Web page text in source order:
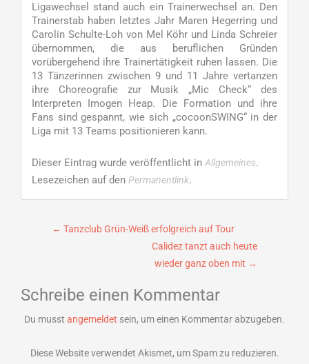
Ligawechsel stand auch ein Trainerwechsel an. Den
Trainerstab haben letztes Jahr Maren Hegerring und
Carolin Schulte-Loh von Mel Köhr und Linda Schreier
übernommen, die aus beruflichen Gründen
vorübergehend ihre Trainertätigkeit ruhen lassen. Die
13 Tänzerinnen zwischen 9 und 11 Jahre vertanzen
ihre Choreografie zur Musik „Mic Check“ des
Interpreten Imogen Heap. Die Formation und ihre
Fans sind gespannt, wie sich „cocoonSWING“ in der
Liga mit 13 Teams positionieren kann.
Dieser Eintrag wurde veröffentlicht in Allgemeines.
Lesezeichen auf den Permanentlink.
Beitragsnavigation
← Tanzclub Grün-Weiß erfolgreich auf Tour
Calidez tanzt auch heute
wieder ganz oben mit →
Schreibe einen Kommentar
Du musst angemeldet sein, um einen Kommentar abzugeben.
Diese Website verwendet Akismet, um Spam zu reduzieren.